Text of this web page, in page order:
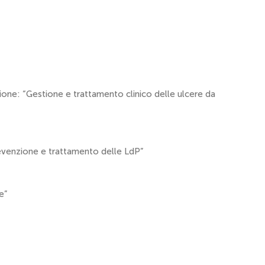
“Gestione e trattamento clinico delle ulcere da
e trattamento delle LdP”